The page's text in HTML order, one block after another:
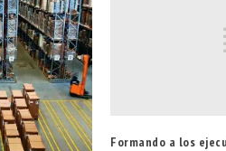
Formando a los